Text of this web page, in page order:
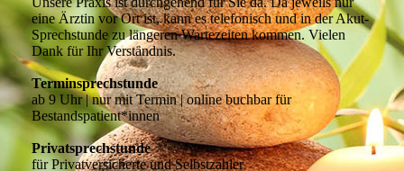
eine Ärztin vor Ort ist, kann es telefonisch und in der Akut-
Sprechstunde zu längeren Wartezeiten kommen. Vielen
Dank für Ihr Verständnis.
Terminsprechstunde
ab 9 Uhr | nur mit Termin | online buchbar für
Bestandspatient*innen
Privatsprechstunde
für Privatversicherte und Selbstzahler